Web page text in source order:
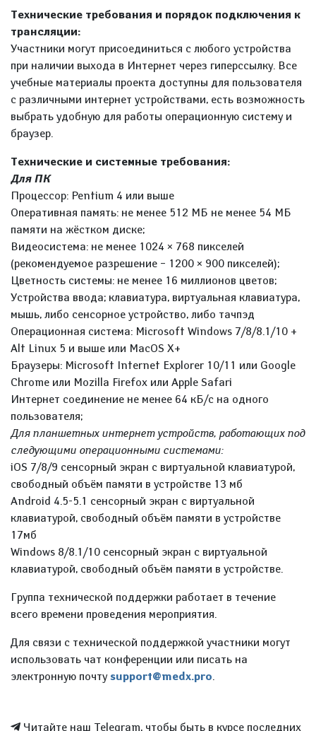
Технические требования и порядок подключения к
трансляции:
Участники могут присоединиться с любого устройства
при наличии выхода в Интернет через гиперссылку. Все
учебные материалы проекта доступны для пользователя
с различными интернет устройствами, есть возможность
выбрать удобную для работы операционную систему и
браузер.
Технические и системные требования:
Для ПК
Процессор: Pentium 4 или выше
Оперативная память: не менее 512 МБ не менее 54 МБ
памяти на жёстком диске;
Видеосистема: не менее 1024 × 768 пикселей
(рекомендуемое разрешение – 1200 × 900 пикселей);
Цветность системы: не менее 16 миллионов цветов;
Устройства ввода; клавиатура, виртуальная клавиатура,
мышь, либо сенсорное устройство, либо тачпэд
Операционная система: Microsoft Windows 7/8/8.1/10 +
Alt Linux 5 и выше или MacOS X+
Браузеры: Microsoft Internet Explorer 10/11 или Google
Chrome или Mozilla Firefox или Apple Safari
Интернет соединение не менее 64 кБ/с на одного
пользователя;
Для планшетных интернет устройств, работающих под
следующими операционными системами:
iOS 7/8/9 сенсорный экран с виртуальной клавиатурой,
свободный объём памяти в устройстве 13 мб
Android 4.5-5.1 сенсорный экран с виртуальной
клавиатурой, свободный объём памяти в устройстве
17мб
Windows 8/8.1/10 сенсорный экран с виртуальной
клавиатурой, свободный объём памяти в устройстве.
Группа технической поддержки работает в течение
всего времени проведения мероприятия.
Для связи с технической поддержкой участники могут
использовать чат конференции или писать на
электронную почтуsupport@medx.pro
Читайте наш Telegram, чтобы быть в курсе последних